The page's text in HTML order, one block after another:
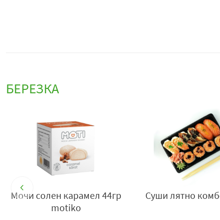
БЕРЕЗКА
Мочи солен карамел 44гр
motiko
Суши лятно